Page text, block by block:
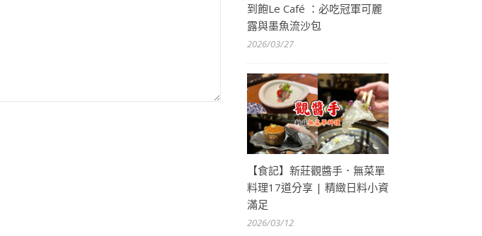
到飽Le Café ：必吃冠軍可麗
露與墨魚流沙包
2026/03/27
【食記】新莊觀醬手．無菜單
料理17道分享 | 精緻日料小資
滿足
2026/03/12